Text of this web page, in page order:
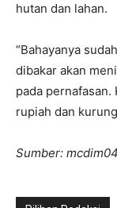
hutan dan lahan.
“Bahayanya
dibakar akan
pada pernafasan.
rupiah dan
Sumber: